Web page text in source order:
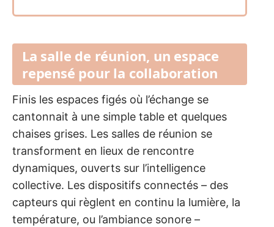
La salle de réunion, un espace
repensé pour la collaboration
Finis les espaces figés où l’échange se
cantonnait à une simple table et quelques
chaises grises. Les salles de réunion se
transforment en lieux de rencontre
dynamiques, ouverts sur l’intelligence
collective. Les dispositifs connectés – des
capteurs qui règlent en continu la lumière, la
température, ou l’ambiance sonore –